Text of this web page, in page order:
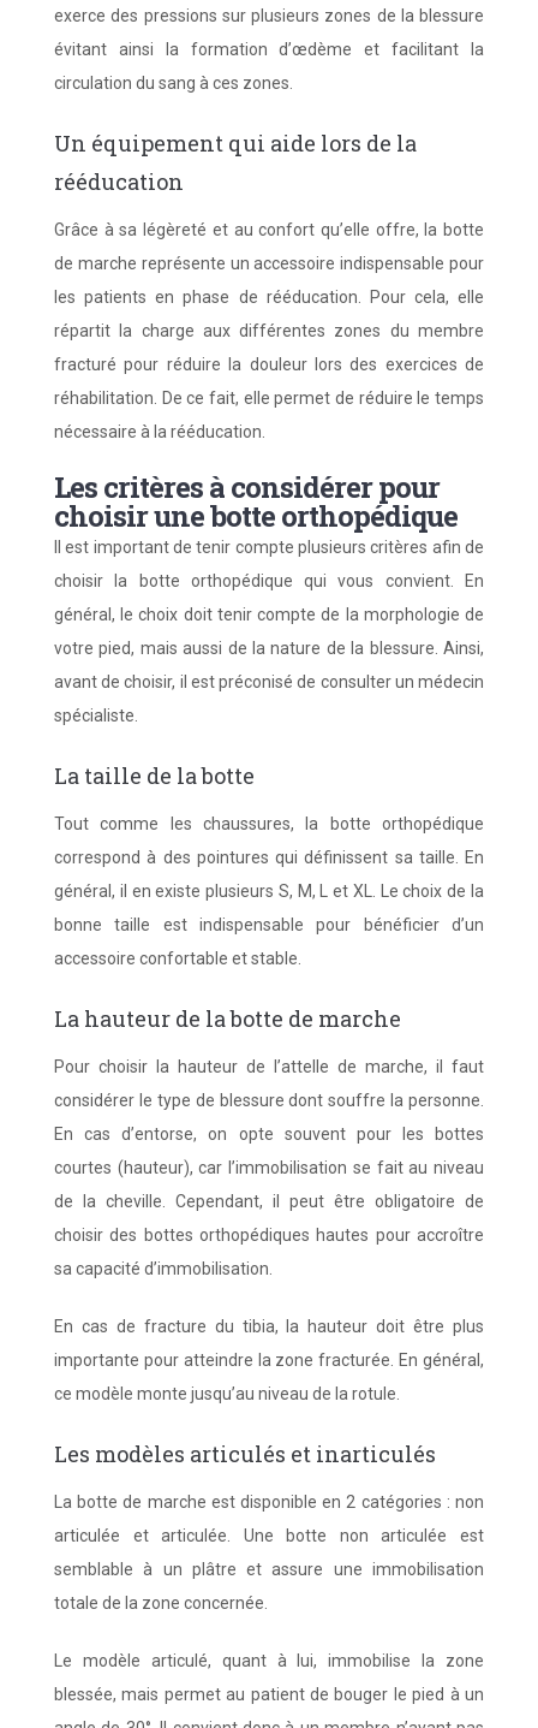
exerce des pressions sur plusieurs zones de la blessure
évitant ainsi la formation d’œdème et facilitant la
circulation du sang à ces zones.
Un équipement qui aide lors de la
rééducation
Grâce à sa légèreté et au confort qu’elle offre, la botte
de marche représente un accessoire indispensable pour
les patients en phase de rééducation. Pour cela, elle
répartit la charge aux différentes zones du membre
fracturé pour réduire la douleur lors des exercices de
réhabilitation. De ce fait, elle permet de réduire le temps
nécessaire à la rééducation.
Les critères à considérer pour
choisir une botte orthopédique
Il est important de tenir compte plusieurs critères afin de
choisir la botte orthopédique qui vous convient. En
général, le choix doit tenir compte de la morphologie de
votre pied, mais aussi de la nature de la blessure. Ainsi,
avant de choisir, il est préconisé de consulter un médecin
spécialiste.
La taille de la botte
Tout comme les chaussures, la botte orthopédique
correspond à des pointures qui définissent sa taille. En
général, il en existe plusieurs S, M, L et XL. Le choix de la
bonne taille est indispensable pour bénéficier d’un
accessoire confortable et stable.
La hauteur de la botte de marche
Pour choisir la hauteur de l’attelle de marche, il faut
considérer le type de blessure dont souffre la personne.
En cas d’entorse, on opte souvent pour les bottes
courtes (hauteur), car l’immobilisation se fait au niveau
de la cheville. Cependant, il peut être obligatoire de
choisir des bottes orthopédiques hautes pour accroître
sa capacité d’immobilisation.
En cas de fracture du tibia, la hauteur doit être plus
importante pour atteindre la zone fracturée. En général,
ce modèle monte jusqu’au niveau de la rotule.
Les modèles articulés et inarticulés
La botte de marche est disponible en 2 catégories : non
articulée et articulée. Une botte non articulée est
semblable à un plâtre et assure une immobilisation
totale de la zone concernée.
Le modèle articulé, quant à lui, immobilise la zone
blessée, mais permet au patient de bouger le pied à un